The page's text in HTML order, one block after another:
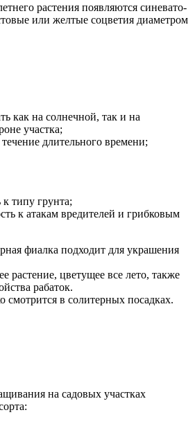
растения появляются синевато-
или желтые соцветия диаметром
как на солнечной, так и на
участка;
длительного времени;
к типу грунта;
к атакам вредителей и грибковым
фиалка подходит для украшения
растение, цветущее все лето, также
рабаток.
смотрится в солитерных посадках.
на садовых участках